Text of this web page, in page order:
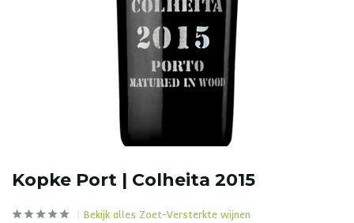
Kopke Port | Colheita 2015
Bekijk alles Zoet-Versterkte wijnen